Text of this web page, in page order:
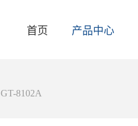
首页 产品中心
GT-8102A